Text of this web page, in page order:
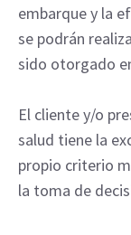
embarque y la
se podrán
sido otorgado
El cliente y/o
salud tiene la
propio criterio
la toma de